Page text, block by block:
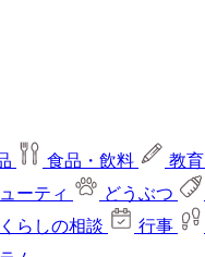
食品・飲料 教育
ーティ どうぶつ
くらしの相談 行事